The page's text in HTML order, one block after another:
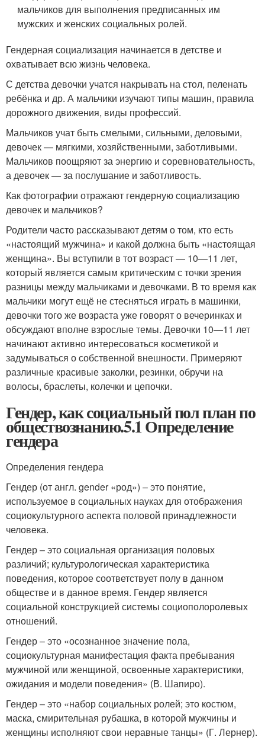
мальчиков для выполнения предписанных им
мужских и женских социальных ролей.
Гендерная социализация начинается в детстве и
охватывает всю жизнь человека.
С детства девочки учатся накрывать на стол, пеленать
ребёнка и др. А мальчики изучают типы машин, правила
дорожного движения, виды профессий.
Мальчиков учат быть смелыми, сильными, деловыми,
девочек — мягкими, хозяйственными, заботливыми.
Мальчиков поощряют за энергию и соревновательность,
а девочек — за послушание и заботливость.
Как фотографии отражают гендерную социализацию
девочек и мальчиков?
Родители часто рассказывают детям о том, кто есть
«настоящий мужчина» и какой должна быть «настоящая
женщина». Вы вступили в тот возраст — 10—11 лет,
который является самым критическим с точки зрения
разницы между мальчиками и девочками. В то время как
мальчики могут ещё не стесняться играть в машинки,
девочки того же возраста уже говорят о вечеринках и
обсуждают вполне взрослые темы. Девочки 10—11 лет
начинают активно интересоваться косметикой и
задумываться о собственной внешности. Примеряют
различные красивые заколки, резинки, обручи на
волосы, браслеты, колечки и цепочки.
Гендер, как социальный пол план по
обществознанию.5.1 Определение
гендера
Определения гендера
Гендер (от англ. gender «род») – это понятие,
используемое в социальных науках для отображения
социокультурного аспекта половой принадлежности
человека.
Гендер – это социальная организация половых
различий; культурологическая характеристика
поведения, которое соответствует полу в данном
обществе и в данное время. Гендер является
социальной конструкцией системы социополоролевых
отношений.
Гендер – это «осознанное значение пола,
социокультурная манифестация факта пребывания
мужчиной или женщиной, освоенные характеристики,
ожидания и модели поведения» (В. Шапиро).
Гендер – это «набор социальных ролей; это костюм,
маска, смирительная рубашка, в которой мужчины и
женщины исполняют свои неравные танцы» (Г. Лернер).